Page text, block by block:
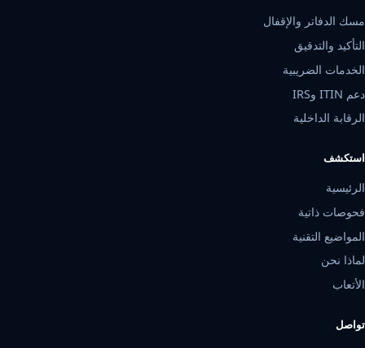
مسك الدفاتر والإقفال
التأكيد والتدقيق
الخدمات الضريبية
دعم ITIN وIRS
الرقابة الداخلية
استكشف
الرئيسية
فحوصات ذاتية
المواضيع التقنية
لماذا نحن
الأتعاب
تواصل